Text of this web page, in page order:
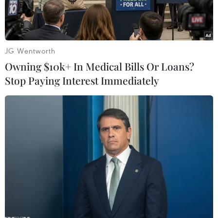
Thi công cao tốc Biên Hòa-Vũng Tàu đoạn qua thành phố Biên
Hòa. (Ảnh: Công Phong/TTXVN)
Ngày 14/3, Phó Thủ tướng Trần Hồng Hà ký ban
hành Quyết định số 603/QĐ-TTg thành lập Hội
đồng thẩm định nhà nước thẩm định điều chỉnh
chủ trương đầu tư Dự án đầu tư xây dựng
đường cao tốc Biên Hòa-Vũng Tàu (giai đoạn 1).
JG Wentworth
Owning $10k+ In Medical Bills Or Loans?
Stop Paying Interest Immediately